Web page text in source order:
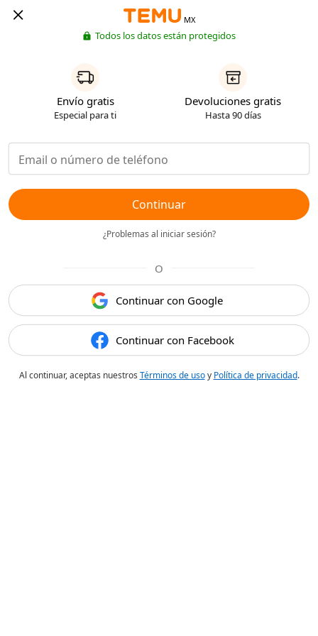
MX
Todos los datos están protegidos
Envío gratis
Especial para ti
Devoluciones gratis
Hasta 90 días
Continuar
¿Problemas al iniciar sesión?
O
Continuar con Google
Continuar con Facebook
Al continuar, aceptas nuestros Términos de usoy Política de privacidad.